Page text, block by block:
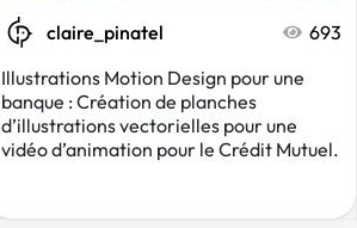
claire_pinatel
693
Illustrations Motion Design pour une
banque : Création de planches
d’illustrations vectorielles pour une
vidéo d’animation pour le Crédit Mutuel.